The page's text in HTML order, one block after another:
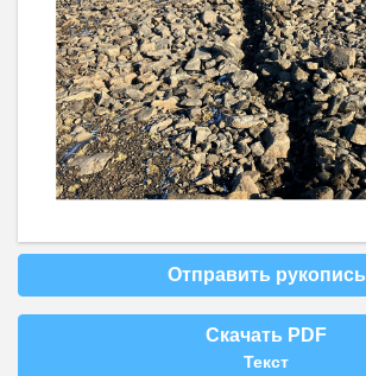
Отправить рукопись
Скачать PDF
Текст